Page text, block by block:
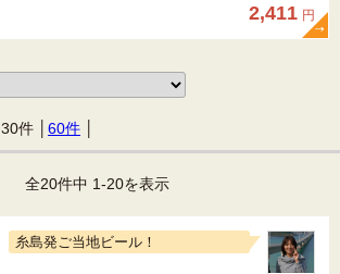
2,411 円
30件 60件
全20件中 1-20を表示
糸島発ご当地ビール！